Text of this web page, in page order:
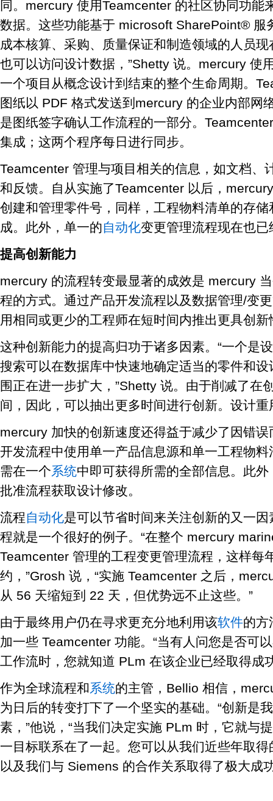
同。mercury 使用Teamcenter 的社区协同功能
数据。这些功能基于 microsoft SharePoint® 服
成本核算、采购、质量保证和制造领域的人员
也可以访问设计数据，”Shetty 说。mercury 使
一个项目从概念设计到结束的整个生命周期。
图纸以 PDF 格式发送到mercury 的企业内部网
是图纸签字确认工作流程的一部分。
集成；这两个程序每日进行同步。
Teamcenter 管理与项目相关的信息，如文档、
和反馈。自从实施了Teamcenter 以后，
创建和管理零件号，同样，工程物料清单的存
成。此外，单一的自动化变更管理流程现在也
提高创新能力
mercury 的流程转变最显著的成效是 mercury
程的方式。通过产品开发流程以及数据管理/变
用相同或更少的工程师在短时间内推出更具创新
这种创新能力的提高归功于诸多因素。“一个是
搜索可以在数据库中快速地确定适当的零件和
围正在进一步扩大，”Shetty 说。由于削减了在
间，因此，可以抽出更多时间进行创新。设计
mercury 加快的创新速度还得益于减少了因错
开发流程中使用单一产品信息源和单一工程物
需在一个系统中即可获得所需的全部信息。此
批准流程获取设计修改。
流程自动化是可以节省时间来关注创新的又一
程就是一个很好的例子。“在整个 mercury
Teamcenter 管理的工程变更管理流程，这样每
约，”Grosh 说，“实施 Teamcenter 之后，
从 56 天缩短到 22 天，但优势远不止这些。”
由于最终用户仍在寻求更充分地利用该软件的方
加一些 Teamcenter 功能。“当有人问您是否可
工作流时，您就知道 PLm 在该企业已经取得成
作为全球流程和系统的主管，Bellio 相信，
为日后的转变打下了一个坚实的基础。“创新是
素，”他说，“当我们决定实施 PLm 时，它就与
一目标联系在了一起。您可以从我们近些年取
以及我们与 Siemens 的合作关系取得了极大成